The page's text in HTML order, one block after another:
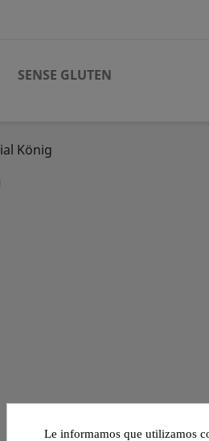
SENSE GLUTEN
König
Le informamos que utilizamos